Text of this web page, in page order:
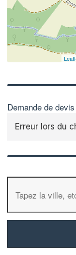
Demande de
Erreur lors du